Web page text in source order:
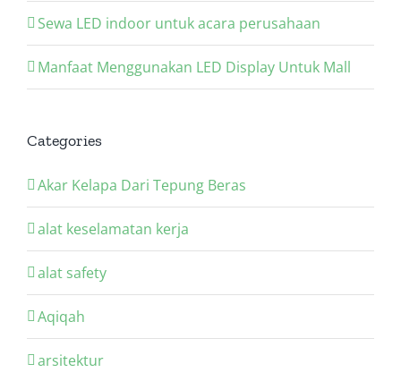
Sewa LED indoor untuk acara perusahaan
Manfaat Menggunakan LED Display Untuk Mall
Categories
Akar Kelapa Dari Tepung Beras
alat keselamatan kerja
alat safety
Aqiqah
arsitektur